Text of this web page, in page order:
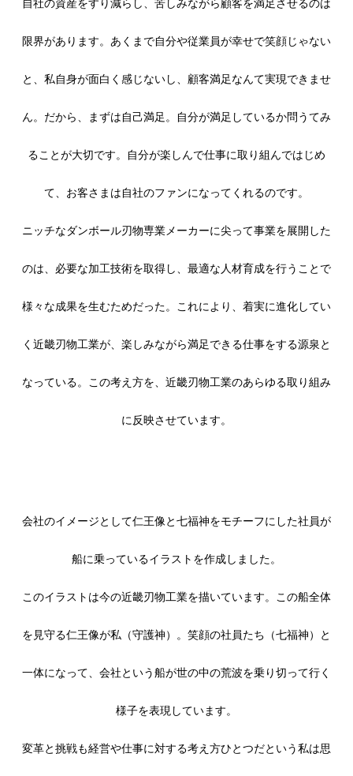
自社の資産をすり減らし、苦しみながら顧客を満足させるのは
限界があります。あくまで自分や従業員が幸せで笑顔じゃない
と、私自身が面白く感じないし、顧客満足なんて実現できませ
ん。だから、まずは自己満足。自分が満足しているか問うてみ
ることが大切です。自分が楽しんで仕事に取り組んではじめ
て、お客さまは自社のファンになってくれるのです。
ニッチなダンボール刃物専業メーカーに尖って事業を展開した
のは、必要な加工技術を取得し、最適な人材育成を行うことで
様々な成果を生むためだった。これにより、着実に進化してい
く近畿刃物工業が、楽しみながら満足できる仕事をする源泉と
なっている。この考え方を、近畿刃物工業のあらゆる取り組み
に反映させています。
会社のイメージとして仁王像と七福神をモチーフにした社員が
船に乗っているイラストを作成しました。
このイラストは今の近畿刃物工業を描いています。この船全体
を見守る仁王像が私（守護神）。笑顔の社員たち（七福神）と
一体になって、会社という船が世の中の荒波を乗り切って行く
様子を表現しています。
変革と挑戦も経営や仕事に対する考え方ひとつだという私は思